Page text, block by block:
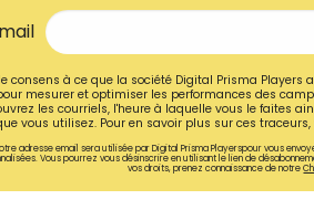
consens à ce que la société Digital Prisma Players
mesurer et optimiser les performances des
les courriels, l'heure à laquelle vous le faites
vous utilisez. Pour en savoir plus sur ces
adresse email sera utilisée par Digital Prisma Playerspour vous
Vous pourrez vous désinscrire en utilisant le lien de
vos droits, prenez connaissance de notre